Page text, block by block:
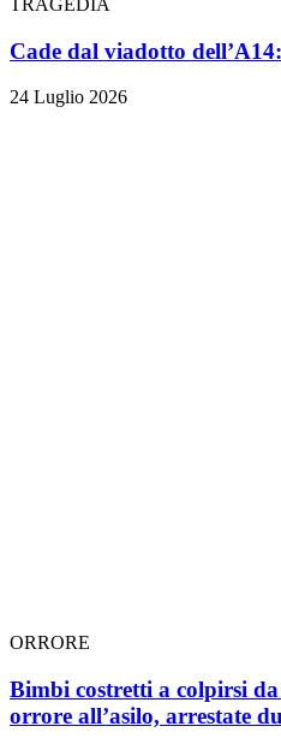
TRAGEDIA
Cade dal viadotto
24 Luglio 2026
ORRORE
Bimbi costretti a colpirsi
orrore all’asilo, arrestate